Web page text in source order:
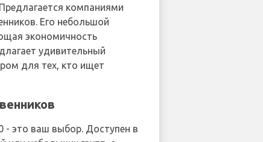
компаниями
Его небольшой
экономичность
удивительный
для тех, кто ищет
- это ваш выбор. Доступен в